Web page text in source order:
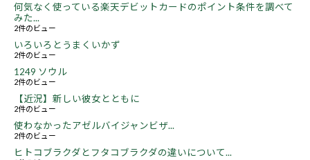
何気なく使っている楽天デビットカードのポイント条件を調べて
みた...
2件のビュー
いろいろとうまくいかず
2件のビュー
1249 ソウル
2件のビュー
【近況】新しい彼女とともに
2件のビュー
使わなかったアゼルバイジャンビザ...
2件のビュー
ヒトコブラクダとフタコブラクダの違いについて...